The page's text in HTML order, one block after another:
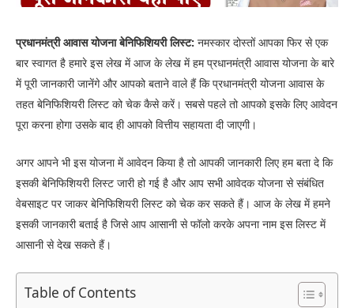
प्रधानमंत्री आवास योजना बेनिफिशियरी लिस्ट: नमस्कार दोस्तों आपका फिर से एक
बार स्वागत है हमारे इस लेख में आज के लेख में हम प्रधानमंत्री आवास योजना के बारे
में पूरी जानकारी जानेंगे और आपको बताने वाले हैं कि प्रधानमंत्री योजना आवास के
तहत बेनिफिशियरी लिस्ट को चेक कैसे करें। सबसे पहले तो आपको इसके लिए आवेदन
पूरा करना होगा उसके बाद ही आपको वित्तीय सहायता दी जाएगी।
अगर आपने भी इस योजना में आवेदन किया है तो आपकी जानकारी लिए हम बता दे कि
इसकी बेनिफिशियरी लिस्ट जारी हो गई है और आप सभी आवेदक योजना से संबंधित
वेबसाइट पर जाकर बेनिफिशियरी लिस्ट को चेक कर सकते हैं। आज के लेख में हमने
इसकी जानकारी बताई है जिसे आप आसानी से फॉलो करके अपना नाम इस लिस्ट में
आसानी से देख सकते हैं।
Table of Contents